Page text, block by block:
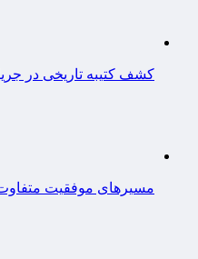
کشف کتیبه تاریخی در
مسیرهای موفقیت